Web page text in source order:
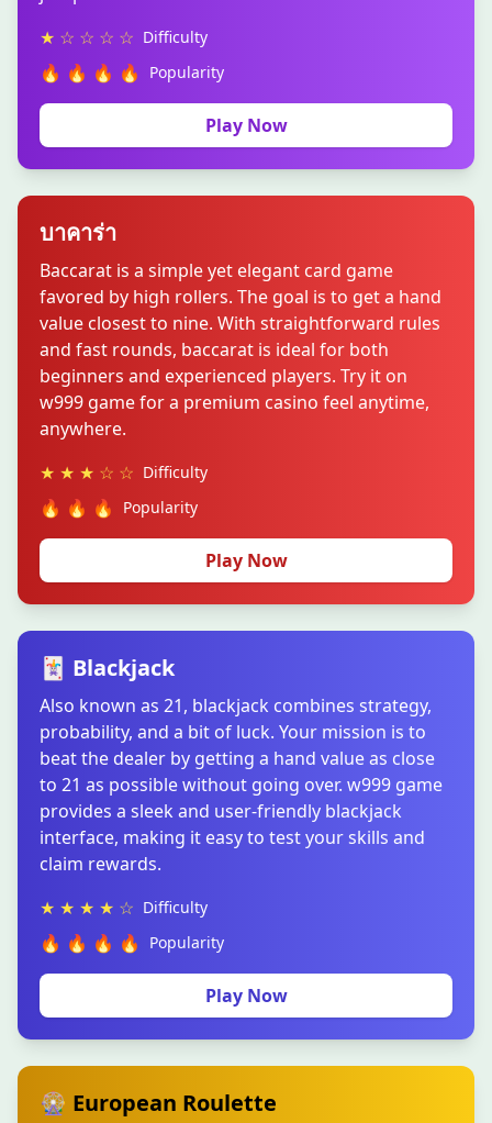
★ ☆ ☆ ☆ ☆ Difficulty
🔥 🔥 🔥 🔥 Popularity
Play Now
บาคาร่า
Baccarat is a simple yet elegant card game
favored by high rollers. The goal is to get a hand
value closest to nine. With straightforward rules
and fast rounds, baccarat is ideal for both
beginners and experienced players. Try it on
w999 game for a premium casino feel anytime,
anywhere.
★ ★ ★ ☆ ☆ Difficulty
🔥 🔥 🔥 Popularity
Play Now
🃏 Blackjack
Also known as 21, blackjack combines strategy,
probability, and a bit of luck. Your mission is to
beat the dealer by getting a hand value as close
to 21 as possible without going over. w999 game
provides a sleek and user-friendly blackjack
interface, making it easy to test your skills and
claim rewards.
★ ★ ★ ★ ☆ Difficulty
🔥 🔥 🔥 🔥 Popularity
Play Now
🎡 European Roulette